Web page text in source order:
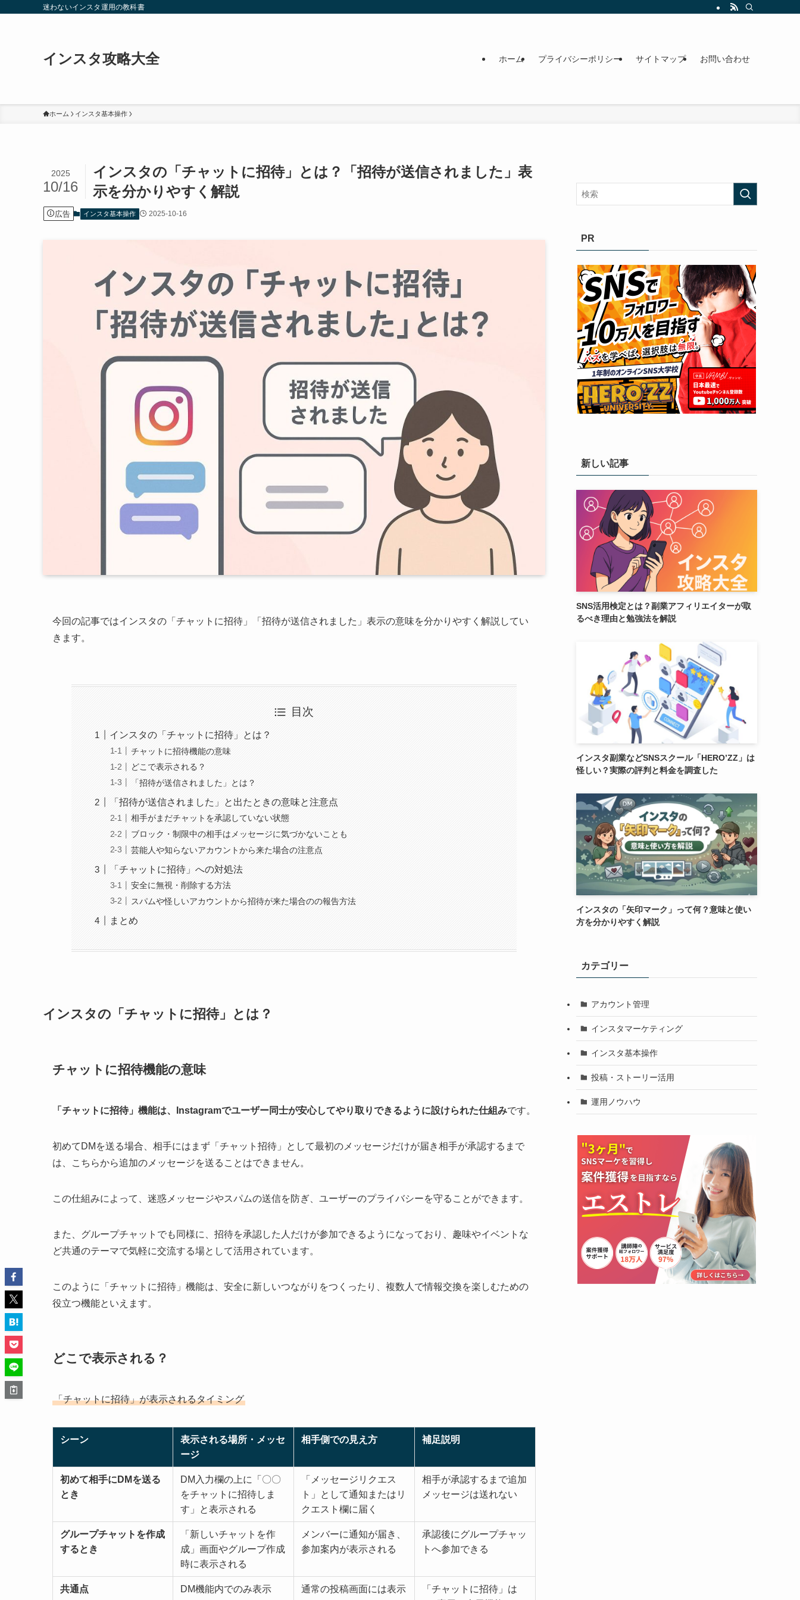
迷わないインスタ運用の教科書
インスタ攻略大全 ホーム プライバシーポリシー サイトマップ お問い合わせ
ホーム インスタ基本操作
インスタの「チャットに招待」とは？「招待が送信されました」表
示を分かりやすく解説
2025
10/16
広告 インスタ基本操作 2025-10-16
今回の記事ではインスタの「チャットに招待」「招待が送信されました」表示の意味を分かりやすく解説してい
きます。
目次
インスタの「チャットに招待」とは？
チャットに招待機能の意味
どこで表示される？
「招待が送信されました」とは？
「招待が送信されました」と出たときの意味と注意点
相手がまだチャットを承認していない状態
ブロック・制限中の相手はメッセージに気づかないことも
芸能人や知らないアカウントから来た場合の注意点
「チャットに招待」への対処法
安全に無視・削除する方法
スパムや怪しいアカウントから招待が来た場合のの報告方法
まとめ
インスタの「チャットに招待」とは？
チャットに招待機能の意味
「チャットに招待」機能は、Instagramでユーザー同士が安心してやり取りできるように設けられた仕組みです。
初めてDMを送る場合、相手にはまず「チャット招待」として最初のメッセージだけが届き相手が承認するまで
は、こちらから追加のメッセージを送ることはできません。
この仕組みによって、迷惑メッセージやスパムの送信を防ぎ、ユーザーのプライバシーを守ることができます。
また、グループチャットでも同様に、招待を承認した人だけが参加できるようになっており、趣味やイベントな
ど共通のテーマで気軽に交流する場として活用されています。
このように「チャットに招待」機能は、安全に新しいつながりをつくったり、複数人で情報交換を楽しむための
役立つ機能といえます。
どこで表示される？
「チャットに招待」が表示されるタイミング
シーン
表示される場所・メッセ
ージ
相手側での見え方 補足説明
初めて相手にDMを送る
とき
DM入力欄の上に「〇〇
をチャットに招待しま
す」と表示される
「メッセージリクエス
ト」として通知またはリ
クエスト欄に届く
相手が承認するまで追加
メッセージは送れない
グループチャットを作成
するとき
「新しいチャットを作
成」画面やグループ作成
時に表示される
メンバーに通知が届き、
参加案内が表示される
承認後にグループチャッ
トへ参加できる
共通点 DM機能内でのみ表示
通常の投稿画面には表示
「チャットに招待」は
PR
新しい記事
SNS活用検定とは？副業アフィリエイターが取
るべき理由と勉強法を解説
インスタ副業などSNSスクール「HERO’ZZ」は
怪しい？実際の評判と料金を調査した
インスタの「矢印マーク」って何？意味と使い
方を分かりやすく解説
カテゴリー
アカウント管理
インスタマーケティング
インスタ基本操作
投稿・ストーリー活用
運用ノウハウ